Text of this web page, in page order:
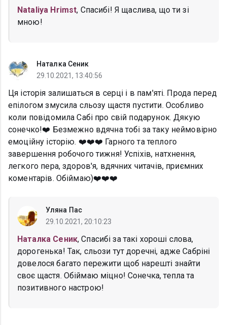
Nataliya Hrimst, Спасибі! Я щаслива, що ти зі
мною!
Наталка Сеник
29.10.2021, 13:40:56
Ця історія залишаться в серці і в пам'яті. Прода перед
епілогом змусила сльозу щастя пустити. Особливо
коли повідомила Сабі про свій подарунок. Дякую
сонечко!❤️ Безмежно вдячна тобі за таку неймовірно
емоційну історію. ❤️❤️❤️ Гарного та теплого
завершення робочого тижня! Успіхів, натхнення,
легкого пера, здоров'я, вдячних читачів, приємних
коментарів. Обіймаю)❤️❤️❤️
Уляна Пас
29.10.2021, 20:10:23
Наталка Сеник, Спасибі за такі хороші слова,
дорогенька! Так, сльози тут доречні, адже Сабріні
довелося багато пережити щоб нарешті знайти
своє щастя. Обіймаю міцно! Сонечка, тепла та
позитивного настрою!